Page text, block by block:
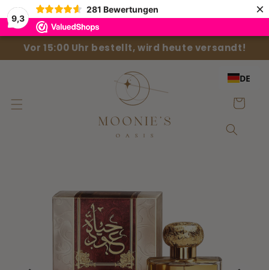
9,3
281 Bewertungen ×
zum
Inhalt
Vor 15:00 Uhr bestellt, wird heute versandt!
DE